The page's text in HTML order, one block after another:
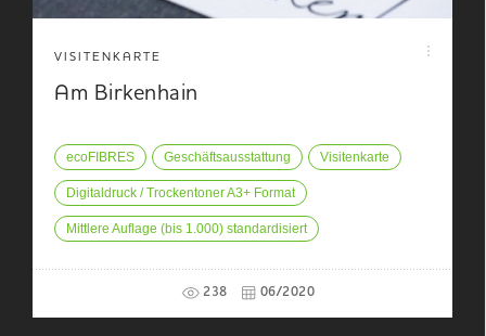
VISITENKARTE
Am Birkenhain
ecoFIBRES Geschäftsausstattung Visitenkarte
Digitaldruck / Trockentoner A3+ Format
Mittlere Auflage (bis 1.000) standardisiert
238 06/2020